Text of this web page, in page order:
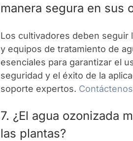
manera segura en sus
Los cultivadores deben
y equipos de tratamiento de
esenciales para garantizar el
seguridad y el éxito de la
soporte expertos.
7. ¿El agua ozonizada
las plantas?